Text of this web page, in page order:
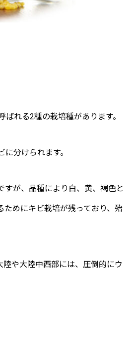
れる2種の栽培種があります。
分けられます。
すが、品種により白、黄、褐色と
めにキビ栽培が残っており、殆
や大陸中西部には、圧倒的にウ